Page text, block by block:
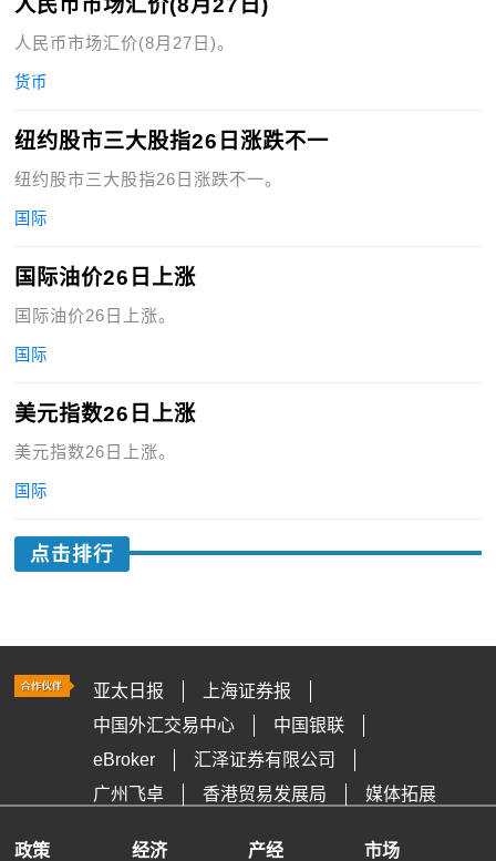
人民币市场汇价(8月27日)
人民币市场汇价(8月27日)。
货币
纽约股市三大股指26日涨跌不一
纽约股市三大股指26日涨跌不一。
国际
国际油价26日上涨
国际油价26日上涨。
国际
美元指数26日上涨
美元指数26日上涨。
国际
点击排行
亚太日报
上海证券报
中国外汇交易中心
中国银联
eBroker
汇泽证券有限公司
广州飞卓
香港贸易发展局 媒体拓展
政策 经济 产经 市场